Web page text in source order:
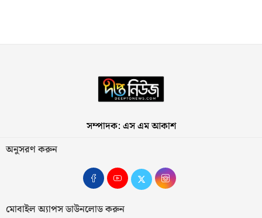
সম্পাদক: এস এম আকাশ
অনুসরণ করুন
মোবাইল অ্যাপস ডাউনলোড করুন